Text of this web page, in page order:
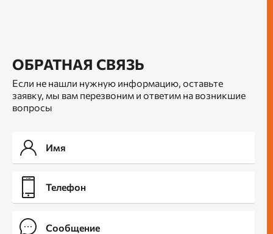
ОБРАТНАЯ СВЯЗЬ
Если не нашли нужную информацию, оставьте
заявку, мы вам перезвоним и ответим на возникшие
вопросы